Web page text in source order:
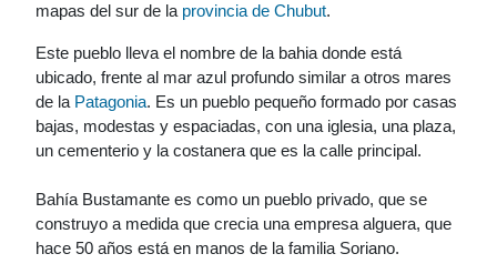
mapas del sur de la provincia de Chubut.
Este pueblo lleva el nombre de la bahia donde está
ubicado, frente al mar azul profundo similar a otros mares
de la Patagonia. Es un pueblo pequeño formado por casas
bajas, modestas y espaciadas, con una iglesia, una plaza,
un cementerio y la costanera que es la calle principal.
Bahía Bustamante es como un pueblo privado, que se
construyo a medida que crecia una empresa alguera, que
hace 50 años está en manos de la familia Soriano.